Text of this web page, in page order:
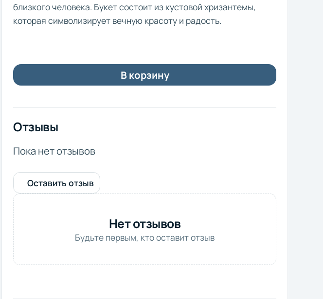
близкого человека. Букет состоит из кустовой хризантемы,
которая символизирует вечную красоту и радость.
В корзину
Отзывы
Пока нет отзывов
Оставить отзыв
Нет отзывов
Будьте первым, кто оставит отзыв